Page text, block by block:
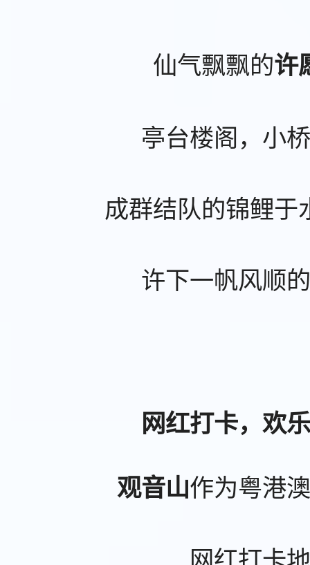
仙气飘飘的许
亭台楼阁，小
成群结队的锦鲤于
许下一帆风顺
网红打卡，欢
观音山作为粤港